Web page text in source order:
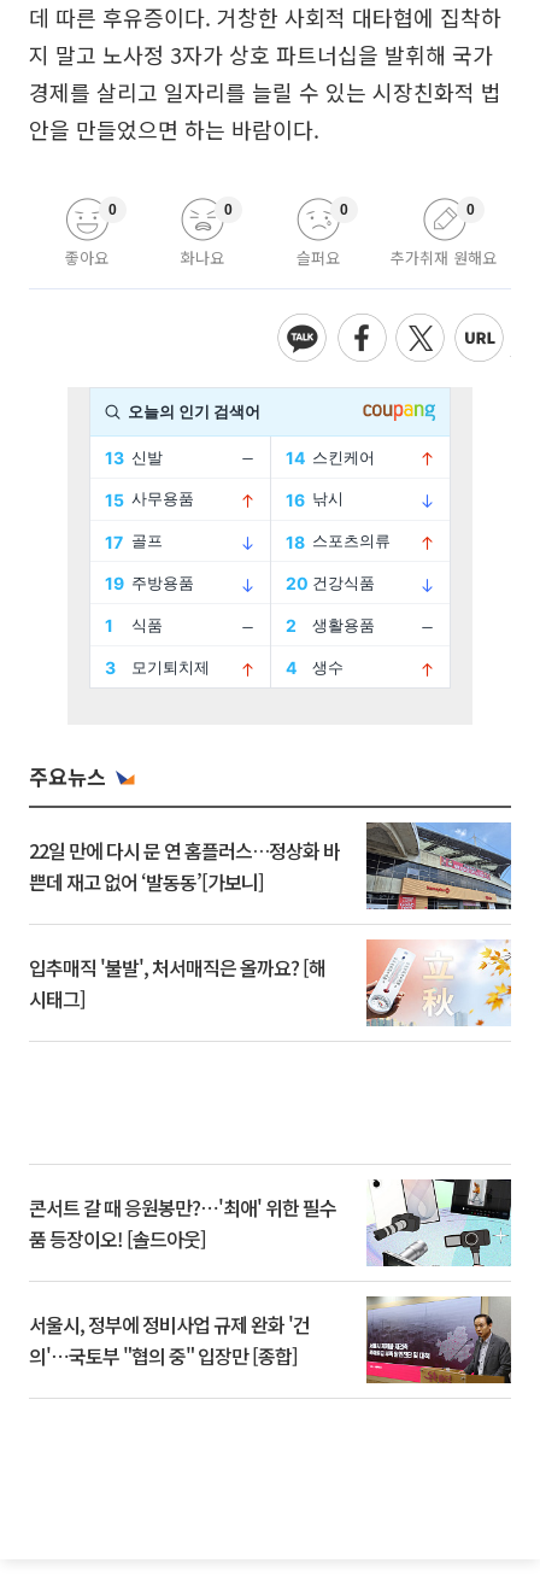
데 따른 후유증이다. 거창한 사회적 대타협에 집착하
지 말고 노사정 3자가 상호 파트너십을 발휘해 국가
경제를 살리고 일자리를 늘릴 수 있는 시장친화적 법
안을 만들었으면 하는 바람이다.
좋아요
0
화나요
0
슬퍼요
0
추가취재 원해요
0
주요뉴스
22일 만에 다시 문 연 홈플러스…정상화 바
쁜데 재고 없어 ‘발동동’[가보니]
입추매직 '불발', 처서매직은 올까요? [해
시태그]
콘서트 갈 때 응원봉만?⋯'최애' 위한 필수
품 등장이오! [솔드아웃]
서울시, 정부에 정비사업 규제 완화 '건
의'⋯국토부 "협의 중" 입장만 [종합]